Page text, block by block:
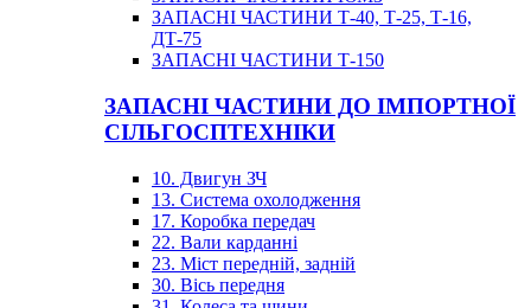
ЗАПАСНІ ЧАСТИНИ Т-40, Т-25, Т-16,
ДТ-75
ЗАПАСНІ ЧАСТИНИ Т-150
ЗАПАСНІ ЧАСТИНИ ДО ІМПОРТНОЇ
СІЛЬГОСПТЕХНІКИ
10. Двигун ЗЧ
13. Система охолодження
17. Коробка передач
22. Вали карданні
23. Міст передній, задній
30. Вісь передня